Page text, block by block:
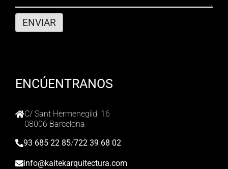
ENCÚENTRANOS
C/ Sant Hermenegild, 16
08006 Barcelona
93 685 22 85/722 39 68 02
info@kaitekarquitectura.com